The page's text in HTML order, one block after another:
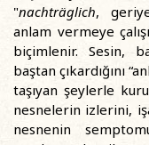
"nachträglich,
anlam vermeye
biçimlenir. Sesin,
baştan çıkardığını
taşıyan şeylerle
nesnelerin izlerini,
nesnenin